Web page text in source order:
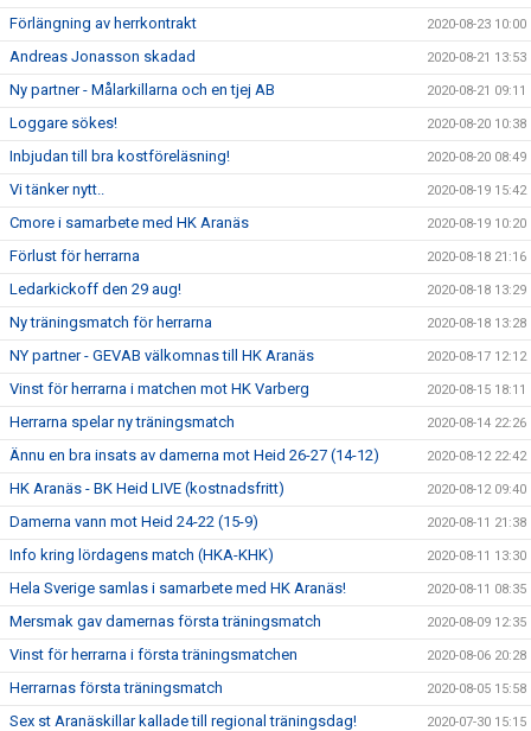
Förlängning av herrkontrakt 2020-08-23 10:00
Andreas Jonasson skadad 2020-08-21 13:53
Ny partner - Målarkillarna och en tjej AB 2020-08-21 09:11
Loggare sökes! 2020-08-20 10:38
Inbjudan till bra kostföreläsning! 2020-08-20 08:49
Vi tänker nytt.. 2020-08-19 15:42
Cmore i samarbete med HK Aranäs 2020-08-19 10:20
Förlust för herrarna 2020-08-18 21:16
Ledarkickoff den 29 aug! 2020-08-18 13:29
Ny träningsmatch för herrarna 2020-08-18 13:28
NY partner - GEVAB välkomnas till HK Aranäs 2020-08-17 12:12
Vinst för herrarna i matchen mot HK Varberg 2020-08-15 18:11
Herrarna spelar ny träningsmatch 2020-08-14 22:26
Ännu en bra insats av damerna mot Heid 26-27 (14-12) 2020-08-12 22:42
HK Aranäs - BK Heid LIVE (kostnadsfritt) 2020-08-12 09:40
Damerna vann mot Heid 24-22 (15-9) 2020-08-11 21:38
Info kring lördagens match (HKA-KHK) 2020-08-11 13:30
Hela Sverige samlas i samarbete med HK Aranäs! 2020-08-11 08:35
Mersmak gav damernas första träningsmatch 2020-08-09 12:35
Vinst för herrarna i första träningsmatchen 2020-08-06 20:28
Herrarnas första träningsmatch 2020-08-05 15:58
Sex st Aranäskillar kallade till regional träningsdag! 2020-07-30 15:15